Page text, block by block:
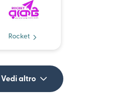
Rocket
Vedi altro